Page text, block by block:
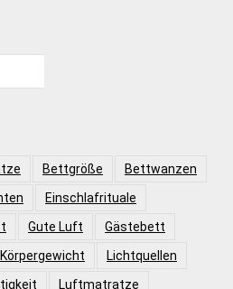
Bettgröße
Bettwanzen
Einschlafrituale
Gute Luft
Gästebett
Körpergewicht
Lichtquellen
Luftmatratze